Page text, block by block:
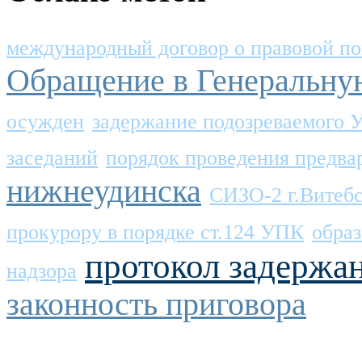
международный договор о правовой
Обращение в
осужден задержание подозреваемого
заседаний порядок проведения
нижнеудинска СИЗО-2
прокурору в порядке ст.124 УПК
надзора протокол
законность приговора